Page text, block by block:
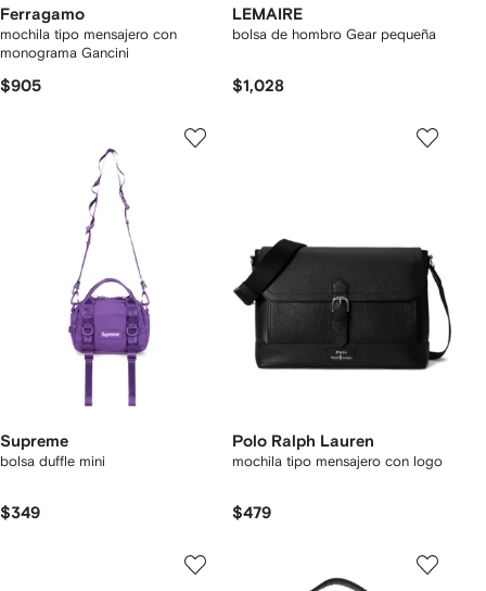
Ferragamo
mochila tipo mensajero con
monograma Gancini
$905
LEMAIRE
bolsa de hombro Gear pequeña
$1,028
Supreme
bolsa duffle mini
$349
Polo Ralph Lauren
mochila tipo mensajero con logo
$479